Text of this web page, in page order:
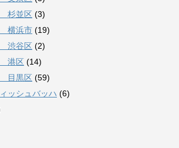
杉並区 (3)
横浜市 (19)
渋谷区 (2)
港区 (14)
目黒区 (59)
ッシュバッハ (6)